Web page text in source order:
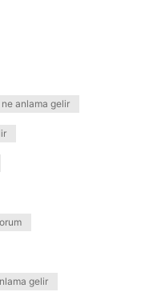
anlama gelir
gelir